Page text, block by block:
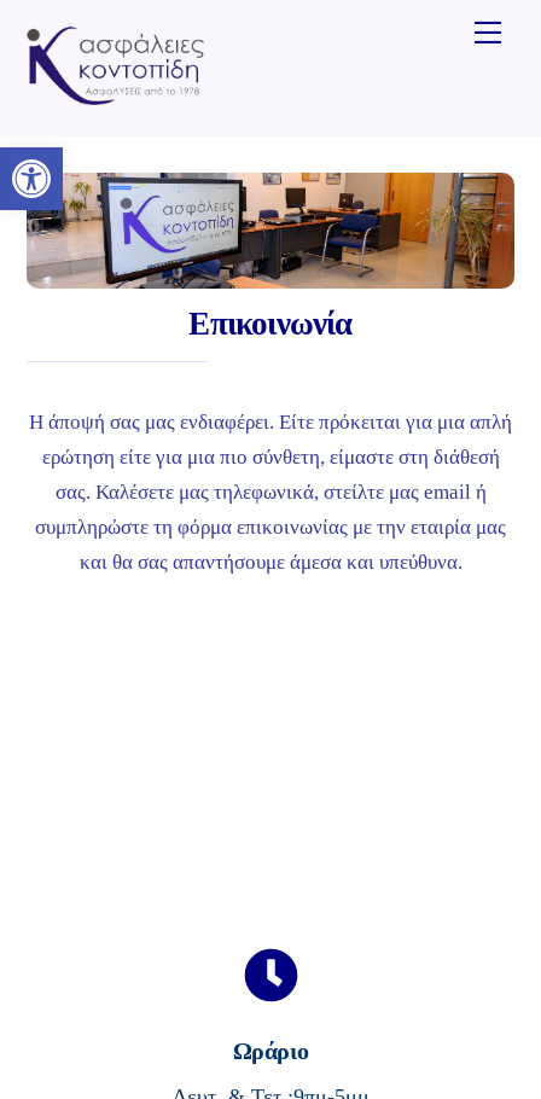
Ανοίξτε τη γραμμή εργαλείων
content
Επικοινωνία
Η άποψή σας μας ενδιαφέρει. Είτε πρόκειται για μια απλή
ερώτηση είτε για μια πιο σύνθετη, είμαστε στη διάθεσή
σας. Καλέσετε μας τηλεφωνικά, στείλτε μας email ή
συμπληρώστε τη φόρμα επικοινωνίας με την εταιρία μας
και θα σας απαντήσουμε άμεσα και υπεύθυνα.
Ωράριο